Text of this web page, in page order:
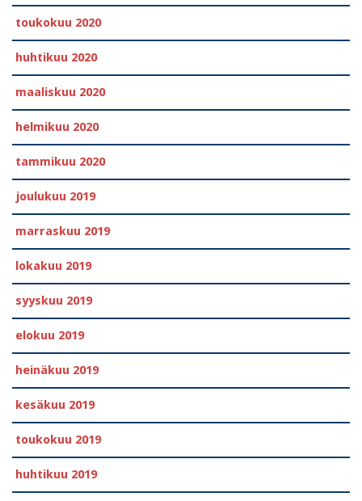
toukokuu 2020
huhtikuu 2020
maaliskuu 2020
helmikuu 2020
tammikuu 2020
joulukuu 2019
marraskuu 2019
lokakuu 2019
syyskuu 2019
elokuu 2019
heinäkuu 2019
kesäkuu 2019
toukokuu 2019
huhtikuu 2019